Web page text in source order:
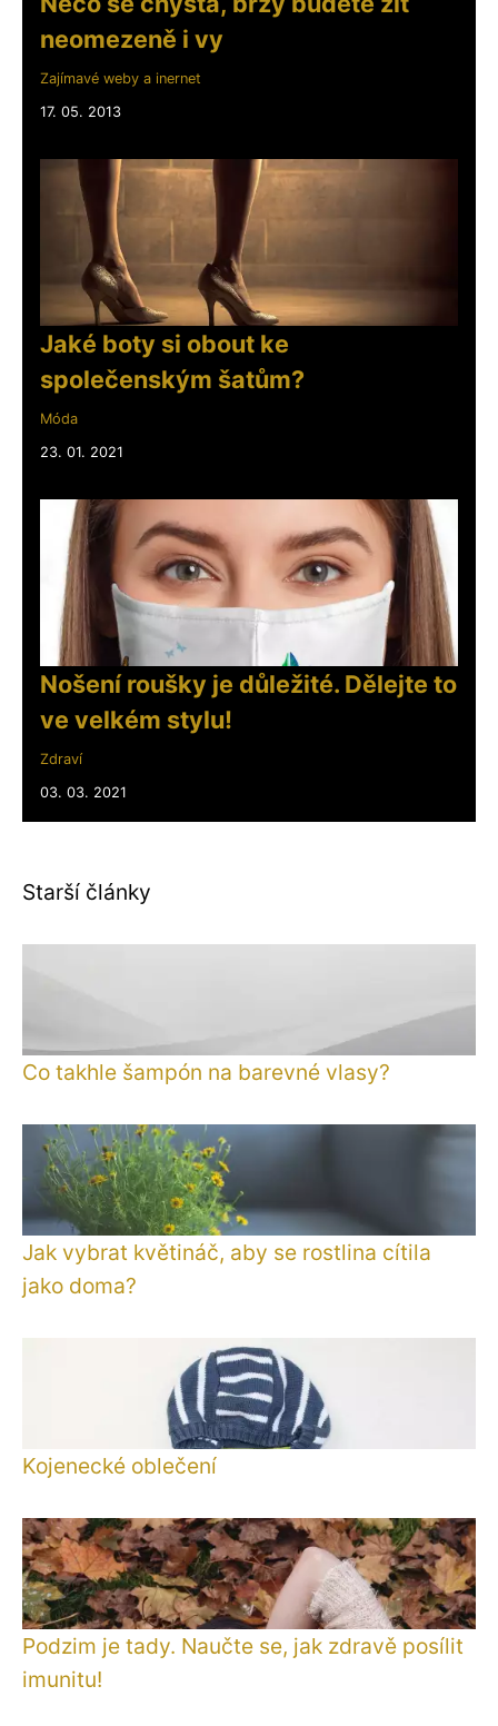
neomezeně i vy
Zajímavé weby a inernet
17. 05. 2013
Jaké boty si obout ke
společenským šatům?
Móda
23. 01. 2021
Nošení roušky je důležité. Dělejte to
ve velkém stylu!
Zdraví
03. 03. 2021
Starší články
Co takhle šampón na barevné vlasy?
Jak vybrat květináč, aby se rostlina cítila
jako doma?
Kojenecké oblečení
Podzim je tady. Naučte se, jak zdravě posílit
imunitu!